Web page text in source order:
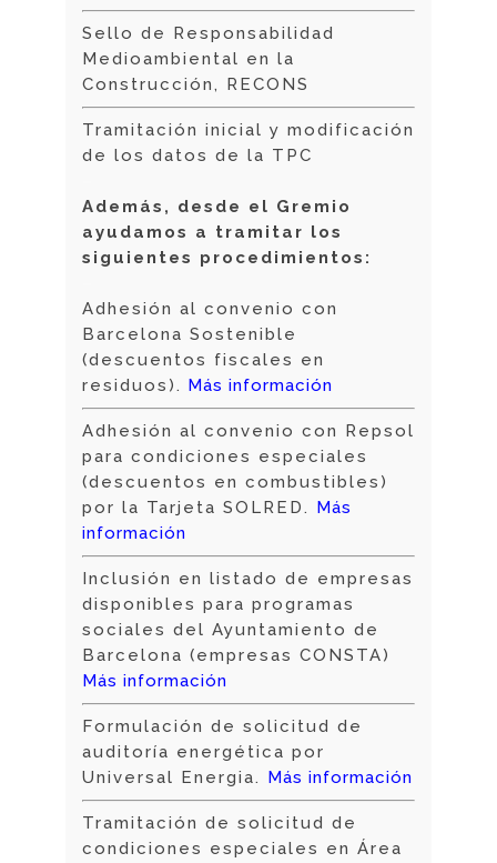
Sello de Responsabilidad
Medioambiental en la
Construcción, RECONS
Tramitación inicial y modificación
de los datos de la TPC
Además, desde el Gremio
ayudamos a tramitar los
siguientes procedimientos:
Adhesión al convenio con
Barcelona Sostenible
(descuentos fiscales en
residuos). Más información
Adhesión al convenio con Repsol
para condiciones especiales
(descuentos en combustibles)
por la Tarjeta SOLRED. Más
información
Inclusión en listado de empresas
disponibles para programas
sociales del Ayuntamiento de
Barcelona (empresas CONSTA)
Más información
Formulación de solicitud de
auditoría energética por
Universal Energia. Más información
Tramitación de solicitud de
condiciones especiales en Área